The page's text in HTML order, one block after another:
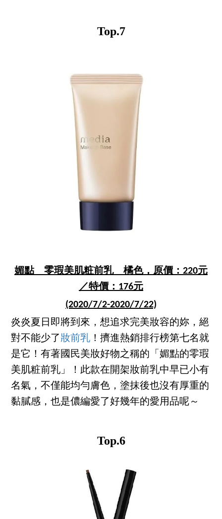
Top.7
媚點 零瑕美肌粧前乳 橘色，原價：220元
／特價：176元
(2020/7/2-2020/7/22)
炎炎夏日即將到來，想追求完美妝容的妳，絕
對不能少了妝前乳 ！擠進熱銷排行榜第七名就
是它！有著國民美妝好物之稱的「媚點的零瑕
美肌粧前乳」！此款在開架妝前乳中早已小有
名氣，不僅能均勻膚色，塗抹後也沒有厚重的
黏膩感，也是儂編愛了好幾年的愛用品呢～
Top.6